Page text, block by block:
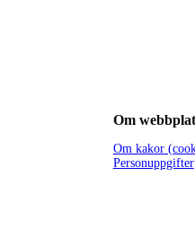
Om
Om kakor
Personuppgifter